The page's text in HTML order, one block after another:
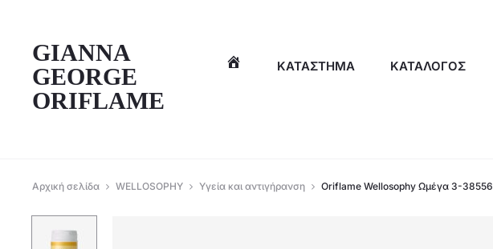
GIANNA
GEORGE
ORIFLAME
ΚΑΤΆΣΤΗΜΑ ΚΑΤΑΛΟΓΟΣ
Αρχική σελίδα WELLOSOPHY Υγεία και αντιγήρανση Oriflame Wellosophy Ωμέγα 3-38556